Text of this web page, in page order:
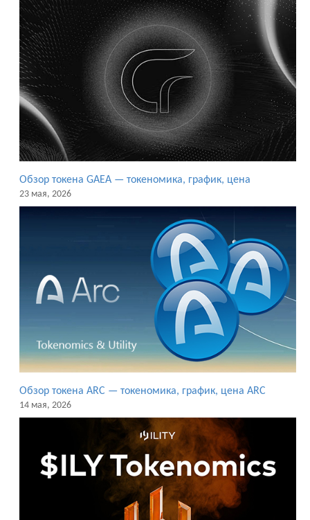
Обзор токена GAEA — токеномика, график, цена
23 мая, 2026
Обзор токена ARC — токеномика, график, цена ARC
14 мая, 2026